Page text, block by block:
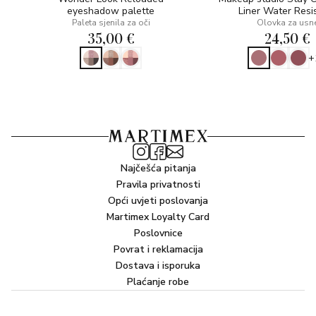
eyeshadow palette
Paleta sjenila za oči
35,00 €
Liner Water
Olovka za
24,50 €
Najčešća pitanja
Pravila privatnosti
Opći uvjeti poslovanja
Martimex Loyalty Card
Poslovnice
Povrat i reklamacija
Dostava i isporuka
Plaćanje robe